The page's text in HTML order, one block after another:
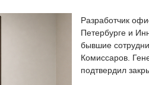
Разработчик
Петербурге и
бывшие
Комиссаров.
подтвердил